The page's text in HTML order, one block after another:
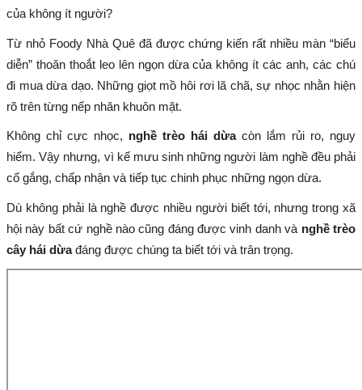
của không ít người?
Từ nhỏ Foody Nhà Quê đã được chứng kiến rất nhiều màn “biểu
diễn” thoăn thoắt leo lên ngọn dừa của không ít các anh, các chú
đi mua dừa dạo. Những giọt mồ hôi rơi lã chã, sự nhọc nhằn hiện
rõ trên từng nếp nhăn khuôn mặt.
Không chỉ cực nhọc, nghề trèo hái dừacòn lắm rủi ro, nguy
hiểm. Vậy nhưng, vì kế mưu sinh những người làm nghề đều phải
cố gắng, chấp nhận và tiếp tục chinh phục những ngọn dừa.
Dù không phải là nghề được nhiều người biết tới, nhưng trong xã
hội này bất cứ nghề nào cũng đáng được vinh danh và nghề trèo
cây hái dừađáng được chúng ta biết tới và trân trọng.